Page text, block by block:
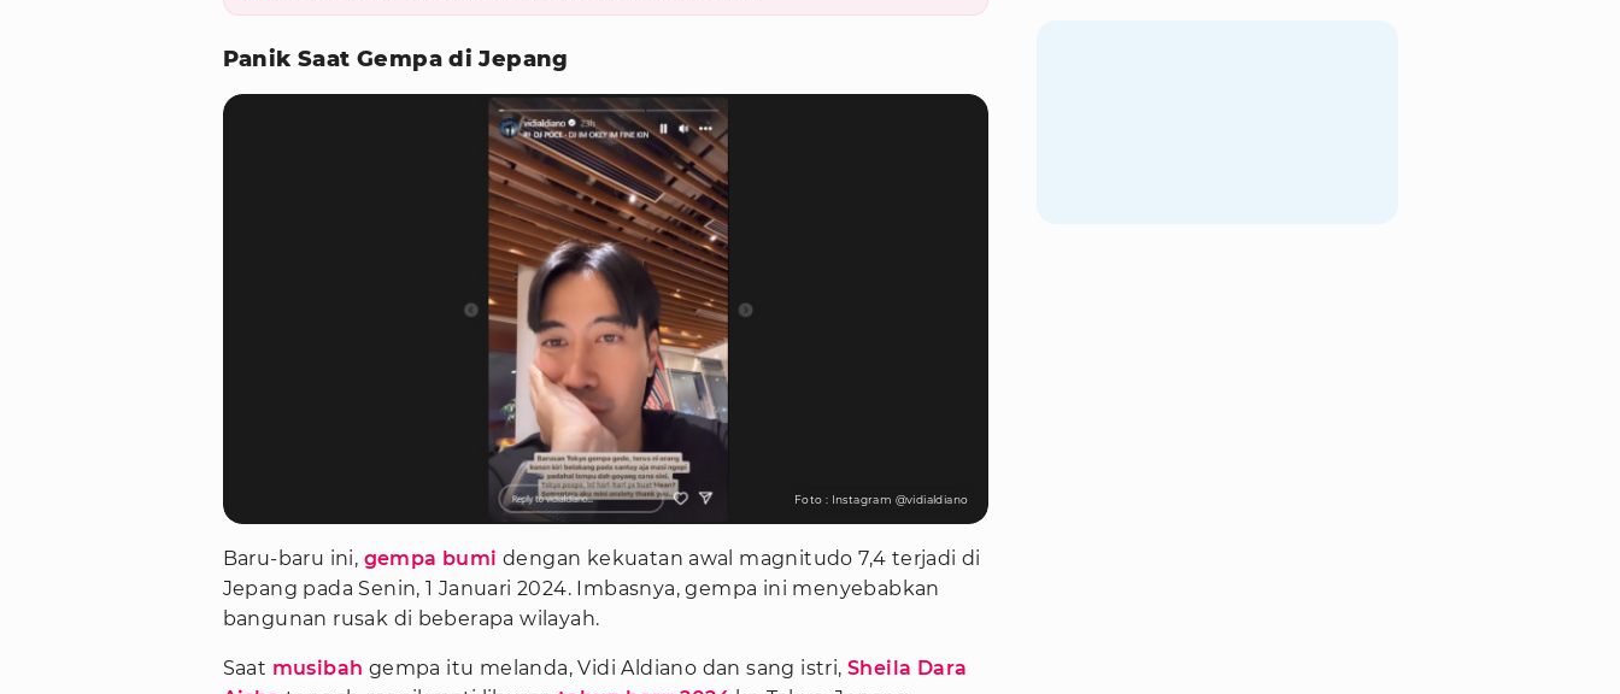
Panik Saat Gempa di Jepang
Foto : Instagram @vidialdiano
Baru-baru ini, gempa bumi dengan kekuatan awal magnitudo 7,4 terjadi di
Jepang pada Senin, 1 Januari 2024. Imbasnya, gempa ini menyebabkan
bangunan rusak di beberapa wilayah.
Saat musibah gempa itu melanda, Vidi Aldiano dan sang istri, Sheila Dara